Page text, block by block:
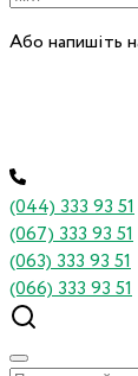
Або напишіть
(044) 333 93 51
(067) 333 93 51
(063) 333 93 51
(066) 333 93 51